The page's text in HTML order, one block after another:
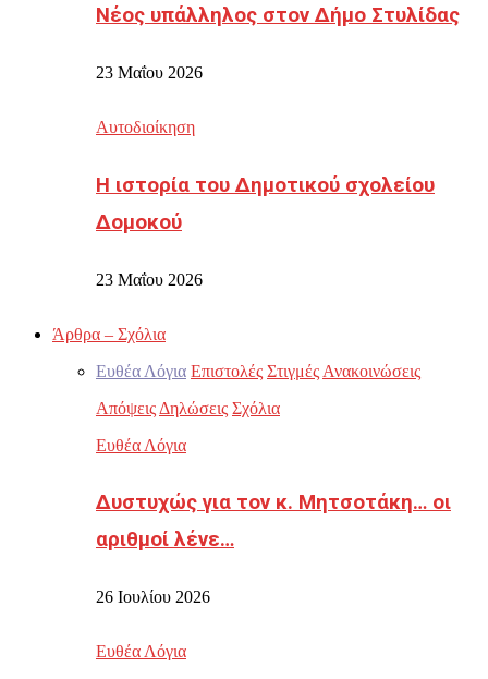
Νέος υπάλληλος στον Δήμο Στυλίδας
23 Μαΐου 2026
Αυτοδιοίκηση
Η ιστορία του Δημοτικού σχολείου
Δομοκού
23 Μαΐου 2026
Άρθρα – Σχόλια
Ευθέα Λόγια Επιστολές Στιγμές Ανακοινώσεις
Απόψεις Δηλώσεις Σχόλια
Ευθέα Λόγια
Δυστυχώς για τον κ. Μητσοτάκη… οι
αριθμοί λένε…
26 Ιουλίου 2026
Ευθέα Λόγια